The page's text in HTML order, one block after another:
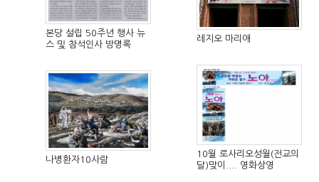
본당 설립 50주년 행사 뉴
스 및 참석인사 방명록
레지오 마리애
나병환자10사람
10월 로사리오성월(전교의
달)맞이.... 영화상영